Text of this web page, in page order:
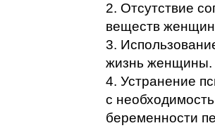
2. Отсутствие
веществ
3.
жизнь женщины.
4. Устранение
с
беременности